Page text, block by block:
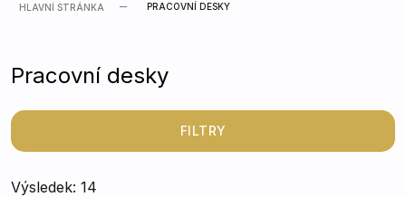
HLAVNÍ STRÁNKA PRACOVNÍ DESKY
Pracovní desky
FILTRY
Výsledek: 14